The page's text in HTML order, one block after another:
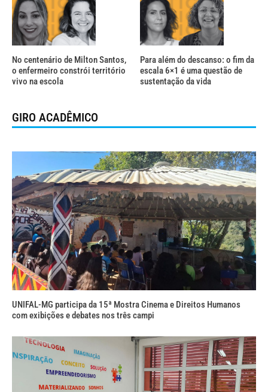
No centenário de Milton Santos,
o enfermeiro constrói território
vivo na escola
Para além do descanso: o fim da
escala 6×1 é uma questão de
sustentação da vida
GIRO ACADÊMICO
UNIFAL-MG participa da 15ª Mostra Cinema e Direitos Humanos
com exibições e debates nos três campi